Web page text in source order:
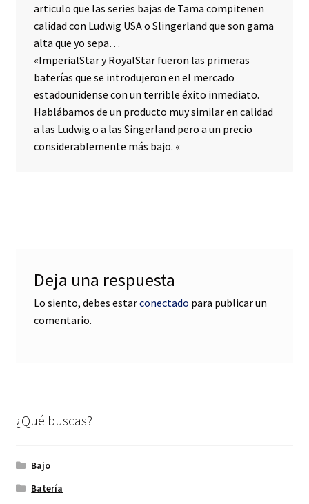
articulo que las series bajas de Tama compitenen
calidad con Ludwig USA o Slingerland que son gama
alta que yo sepa…
«ImperialStar y RoyalStar fueron las primeras
baterías que se introdujeron en el mercado
estadounidense con un terrible éxito inmediato.
Hablábamos de un producto muy similar en calidad
a las Ludwig o a las Singerland pero a un precio
considerablemente más bajo. «
Deja una respuesta
Lo siento, debes estarconectado para publicar un
comentario.
¿Qué buscas?
Bajo
Batería